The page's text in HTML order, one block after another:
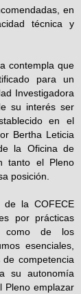
en
técnica y
contempla que
para un
Investigadora
su interés ser
en el
Bertha Leticia
la Oficina de
tanto el Pleno
posición.
de la COFECE
por prácticas
como de los
esenciales,
competencia
su autonomía
Pleno emplazar